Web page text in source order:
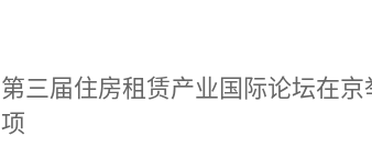
第三届住房租赁产业国际论坛在
项